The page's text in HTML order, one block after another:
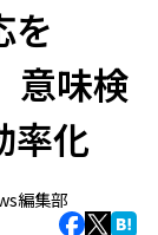
を
味検
率化
編集部